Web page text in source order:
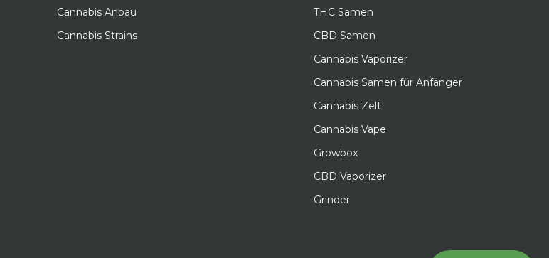
Cannabis Anbau
Cannabis Strains
THC Samen
CBD Samen
Cannabis Vaporizer
Cannabis Samen für Anfänger
Cannabis Zelt
Cannabis Vape
Growbox
CBD Vaporizer
Grinder